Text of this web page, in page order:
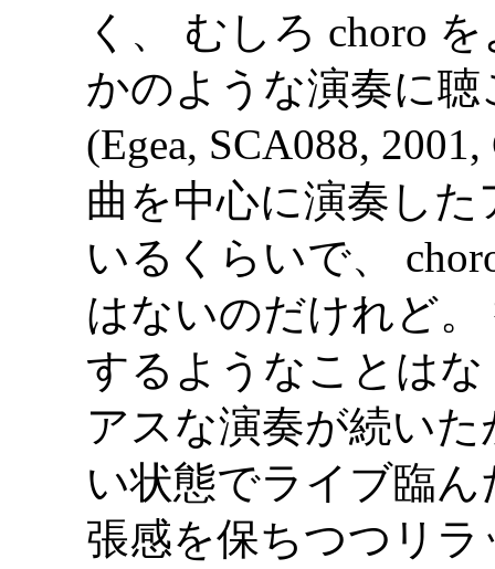
く、 むしろ choro
かのような演奏に
(Egea, SCA088,
曲を中心に演奏し
いるくらいで、
はないのだけれど
するようなことは
アスな演奏が続い
い状態でライブ臨
張感を保ちつつリ